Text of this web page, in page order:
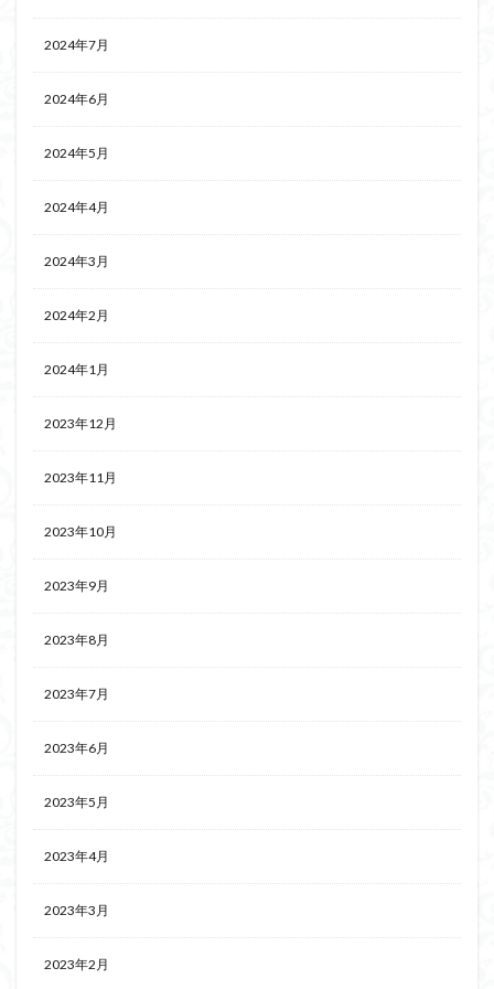
2024年7月
2024年6月
2024年5月
2024年4月
2024年3月
2024年2月
2024年1月
2023年12月
2023年11月
2023年10月
2023年9月
2023年8月
2023年7月
2023年6月
2023年5月
2023年4月
2023年3月
2023年2月